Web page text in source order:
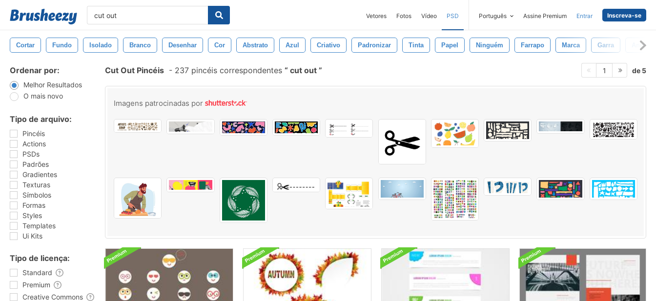
Vetores Fotos Vídeo PSD Português Assine Premium Entrar Inscreva-se
Cortar Fundo Isolado Branco Desenhar Cor Abstrato Azul Criativo Padronizar Tinta Papel Ninguém Farrapo Marca Garra Animal
Ordenar por:
Melhor Resultados
O mais novo
Tipo de arquivo:
Pincéis
Actions
PSDs
Padrões
Gradientes
Texturas
Símbolos
Formas
Styles
Templates
Ui Kits
Tipo de licença:
Standard
Premium
Creative Commons
Cut Out Pincéis - 237 pincéis correspondentes cut out 1 de 5
Imagens patrocinadas por